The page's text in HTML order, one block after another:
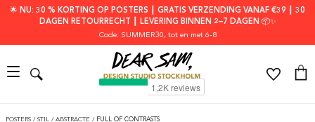
🌟 NU: 30 % KORTING OP POSTERS ┃ GRATIS VERZENDING VANAF €39 ┃ 30
DAGEN RETOURRECHT ┃ LEVERING BINNEN 2–7 DAGEN 📦✨
Code: SUMMER30, tot en met 6-8
POSTERS / STIL / ABSTRACTE / FULL OF CONTRASTS